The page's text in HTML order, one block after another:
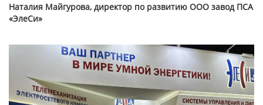
Наталия Майгурова, директор по развитию ООО завод ПСА
«ЭлеСи»